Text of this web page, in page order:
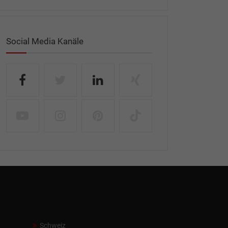
Social Media Kanäle
Schweiz